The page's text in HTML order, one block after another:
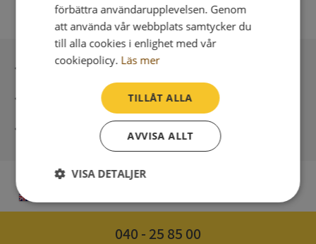
Secure payment with stripe
Direct digital delivery
Syna - Credit reports since 1947
040 - 25 85 00
förbättra användarupplevelsen. Genom
att använda vår webbplats samtycker du
till alla cookies i enlighet med vår
cookiepolicy. Läs mer
TILLÅT ALLA
AVVISA ALLT
VISA DETALJER
Strikt
nödvändigt
Prestanda Inriktning